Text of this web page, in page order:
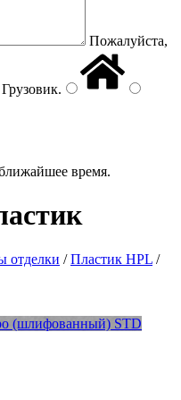
Пожалуйста,
Грузовик.
время.
отделки /Пластик HPL /
(шлифованный) STD